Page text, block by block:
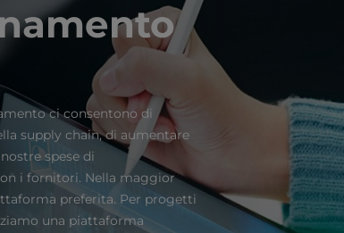
ci consentono di
supply chain, di aumentare
spese di
i fornitori. Nella maggior
preferita. Per progetti
una piattaforma